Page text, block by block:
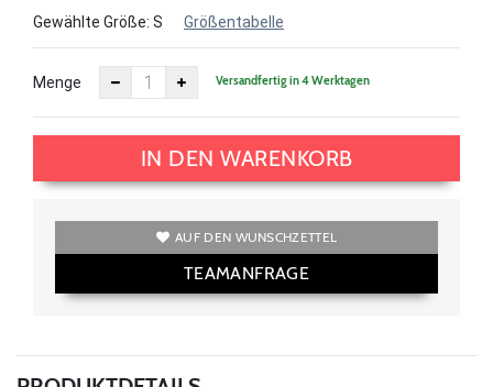
Gewählte Größe: S Größentabelle
Menge Versandfertig in 4 Werktagen
IN DEN WARENKORB
AUF DEN WUNSCHZETTEL
TEAMANFRAGE